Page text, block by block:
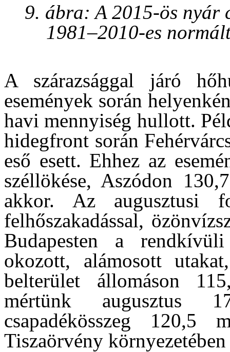
9. ábra: A 2015-ös nyár
1981–2010-es
A szárazsággal járó
események során
havi mennyiség hullott.
hidegfront során
eső esett. Ehhez az
széllökése, Aszódon
akkor. Az augusztusi
felhőszakadással,
Budapesten a
okozott, alámosott
belterület állomáson
mértünk augusztus
csapadékösszeg
Tiszaörvény